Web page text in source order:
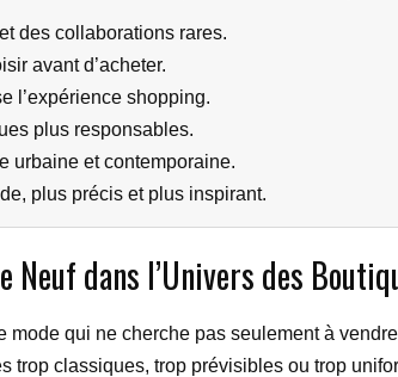
des collaborations rares.
avant d’acheter.
l’expérience shopping.
plus responsables.
urbaine et contemporaine.
plus précis et plus inspirant.
Neuf dans l’Univers des
qui ne cherche pas seulement à
trop classiques, trop prévisibles ou trop